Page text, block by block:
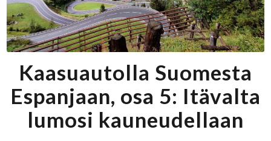
Kaasuautolla Suomesta
Espanjaan, osa 5: Itävalta
lumosi kauneudellaan